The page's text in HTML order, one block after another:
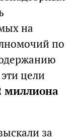
на
по
цели
миллиона
за